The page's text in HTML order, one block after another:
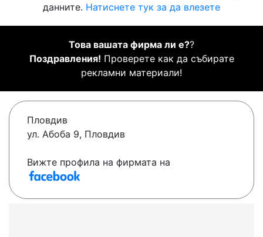
данните. Натиснете тук за да влезете
Това вашата фирма ли е??
Поздравления! Проверете как да събирате
рекламни материали!
Пловдив
ул. Абоба 9, Пловдив
Вижте профила на фирмата на